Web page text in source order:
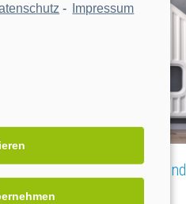
- Impressum
– Wärme anbinden und
nutzen